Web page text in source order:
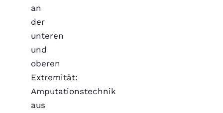
an
der
unteren
und
oberen
Extremität:
Amputationstechnik
aus